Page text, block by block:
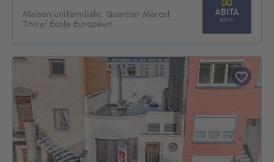
Maison unifamiliale: Quartier Marcel
Thiry/ École Européen